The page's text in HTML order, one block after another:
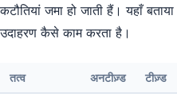
कटौतियां जमा हो जाती हैं। यहाँ
उदाहरण कैसे काम करता है।
तत्व अनटीज़्ड टीज़्ड